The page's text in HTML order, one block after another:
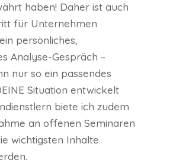
haben! Daher ist auch
für Unternehmen
persönliches,
Analyse-Gespräch –
nur so ein passendes
Situation entwickelt
biete ich zudem
an offenen Seminaren
wichtigsten Inhalte